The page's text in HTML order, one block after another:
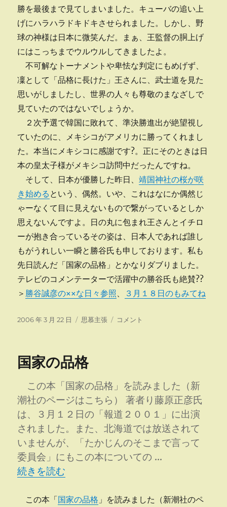
勝を最後まで見てしまいました。キューバの追い上
げにハラハラドキドキさせられました。しかし、野
球の神様は日本に微笑んだ。まぁ、王監督の胴上げ
にはこっちまでウルウルしてきましたよ。
不可解なトーナメントや卑怯な判定にもめげず、
凜として「品格に長けた」王さんに、武士道を見た
思いがしましたし、世界の人々も尊敬のまなざしで
見ていたのではないでしょうか。
２次予選で韓国に敗れて、準決勝進出が絶望視し
ていたのに、メキシコがアメリカに勝ってくれまし
た。本当にメキシコに感謝です?。正にそのときは日
本の皇太子様がメキシコ訪問中だったんですね。
そして、日本が優勝した昨日、靖国神社の桜が咲
き始める という、偶然。いや、これはなにか偶然じ
ゃーなくて目に見えないもので繋がっているとしか
思えないんですよ。日の丸に包まれ王さんとイチロ
ーが抱き合っているその姿は、日本人であれば誰し
もがうれしい一瞬と勝谷氏も申しております。私も
先日読んだ「国家の品格」とかなりダブりました。
テレビのコメンテーターで活躍中の勝谷氏も絶賛??
＞ 勝谷誠彦の××な日々参照、 ３月１８日のもみてね
投
2006 年 3 月 22 日
カ
ー
思慕主張
Ｗ
コメント
国家の品格
この本「国家の品格」を読みました（新
潮社のページはこちら） 著者り藤原正彦氏
は、３月１２日の「報道２００１」に出演
されました。また、北海道では放送されて
いませんが、「たかじんのそこまで言って
委員会」にもこの本についての …
“国家の品格” の
続きを読む
この本「国家の品格 」を読みました（新潮社のペ